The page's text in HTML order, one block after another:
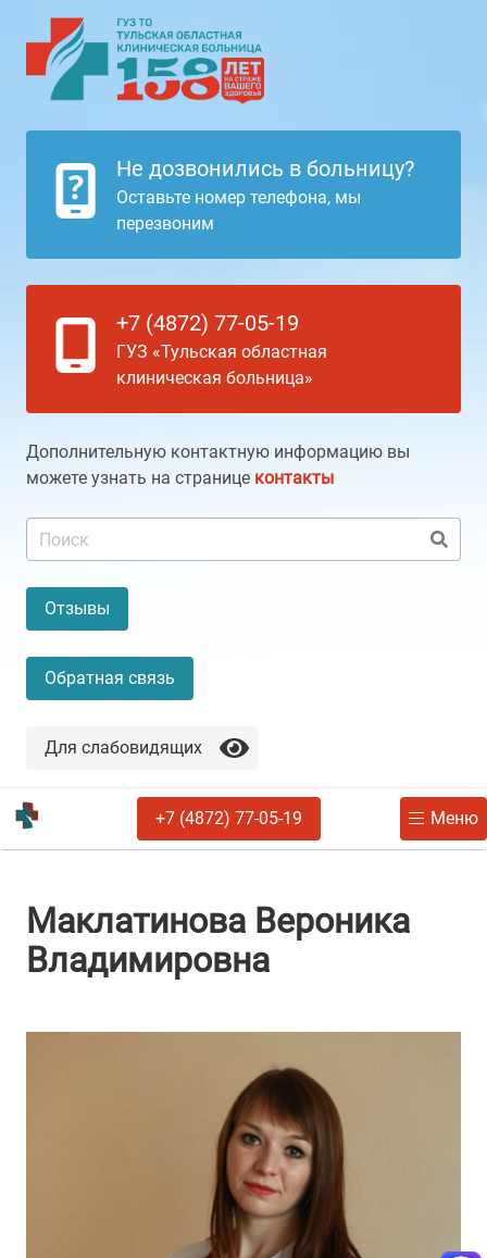
Не дозвонились в больницу?
Оставьте номер телефона, мы
перезвоним
+7 (4872) 77-05-19
ГУЗ «Тульская областная
клиническая больница»
Дополнительную контактную информацию вы
можете узнать на странице контакты
Отзывы
Обратная связь
Для слабовидящих
+7 (4872) 77-05-19 Меню
Маклатинова Вероника
Владимировна